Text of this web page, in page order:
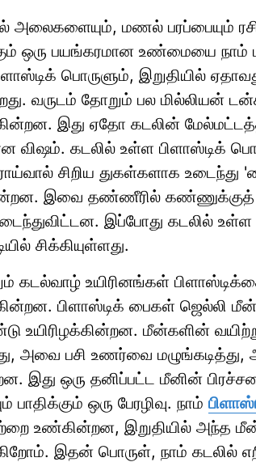
அலைகளையும், மணல் பரப்பையும்
ஒரு பயங்கரமான உண்மையை நாம்
பொருளும், இறுதியில்
வருடம் தோறும் பல மில்லியன்
இது ஏதோ கடலின்
விஷம். கடலில் உள்ள பிளாஸ்டிக்
சிறிய துகள்களாக உடைந்து
இவை தண்ணீரில் கண்ணுக்குத்
இப்போது கடலில் உள்ள
சிக்கியுள்ளது.
கடல்வாழ் உயிரினங்கள்
பிளாஸ்டிக் பைகள் ஜெல்லி
உயிரிழக்கின்றன. மீன்களின்
அவை பசி உணர்வை
இது ஒரு தனிப்பட்ட மீனின்
பாதிக்கும் ஒரு பேரழிவு. நாம்
உண்கின்றன, இறுதியில் அந்த
இதன் பொருள், நாம் கடலில்